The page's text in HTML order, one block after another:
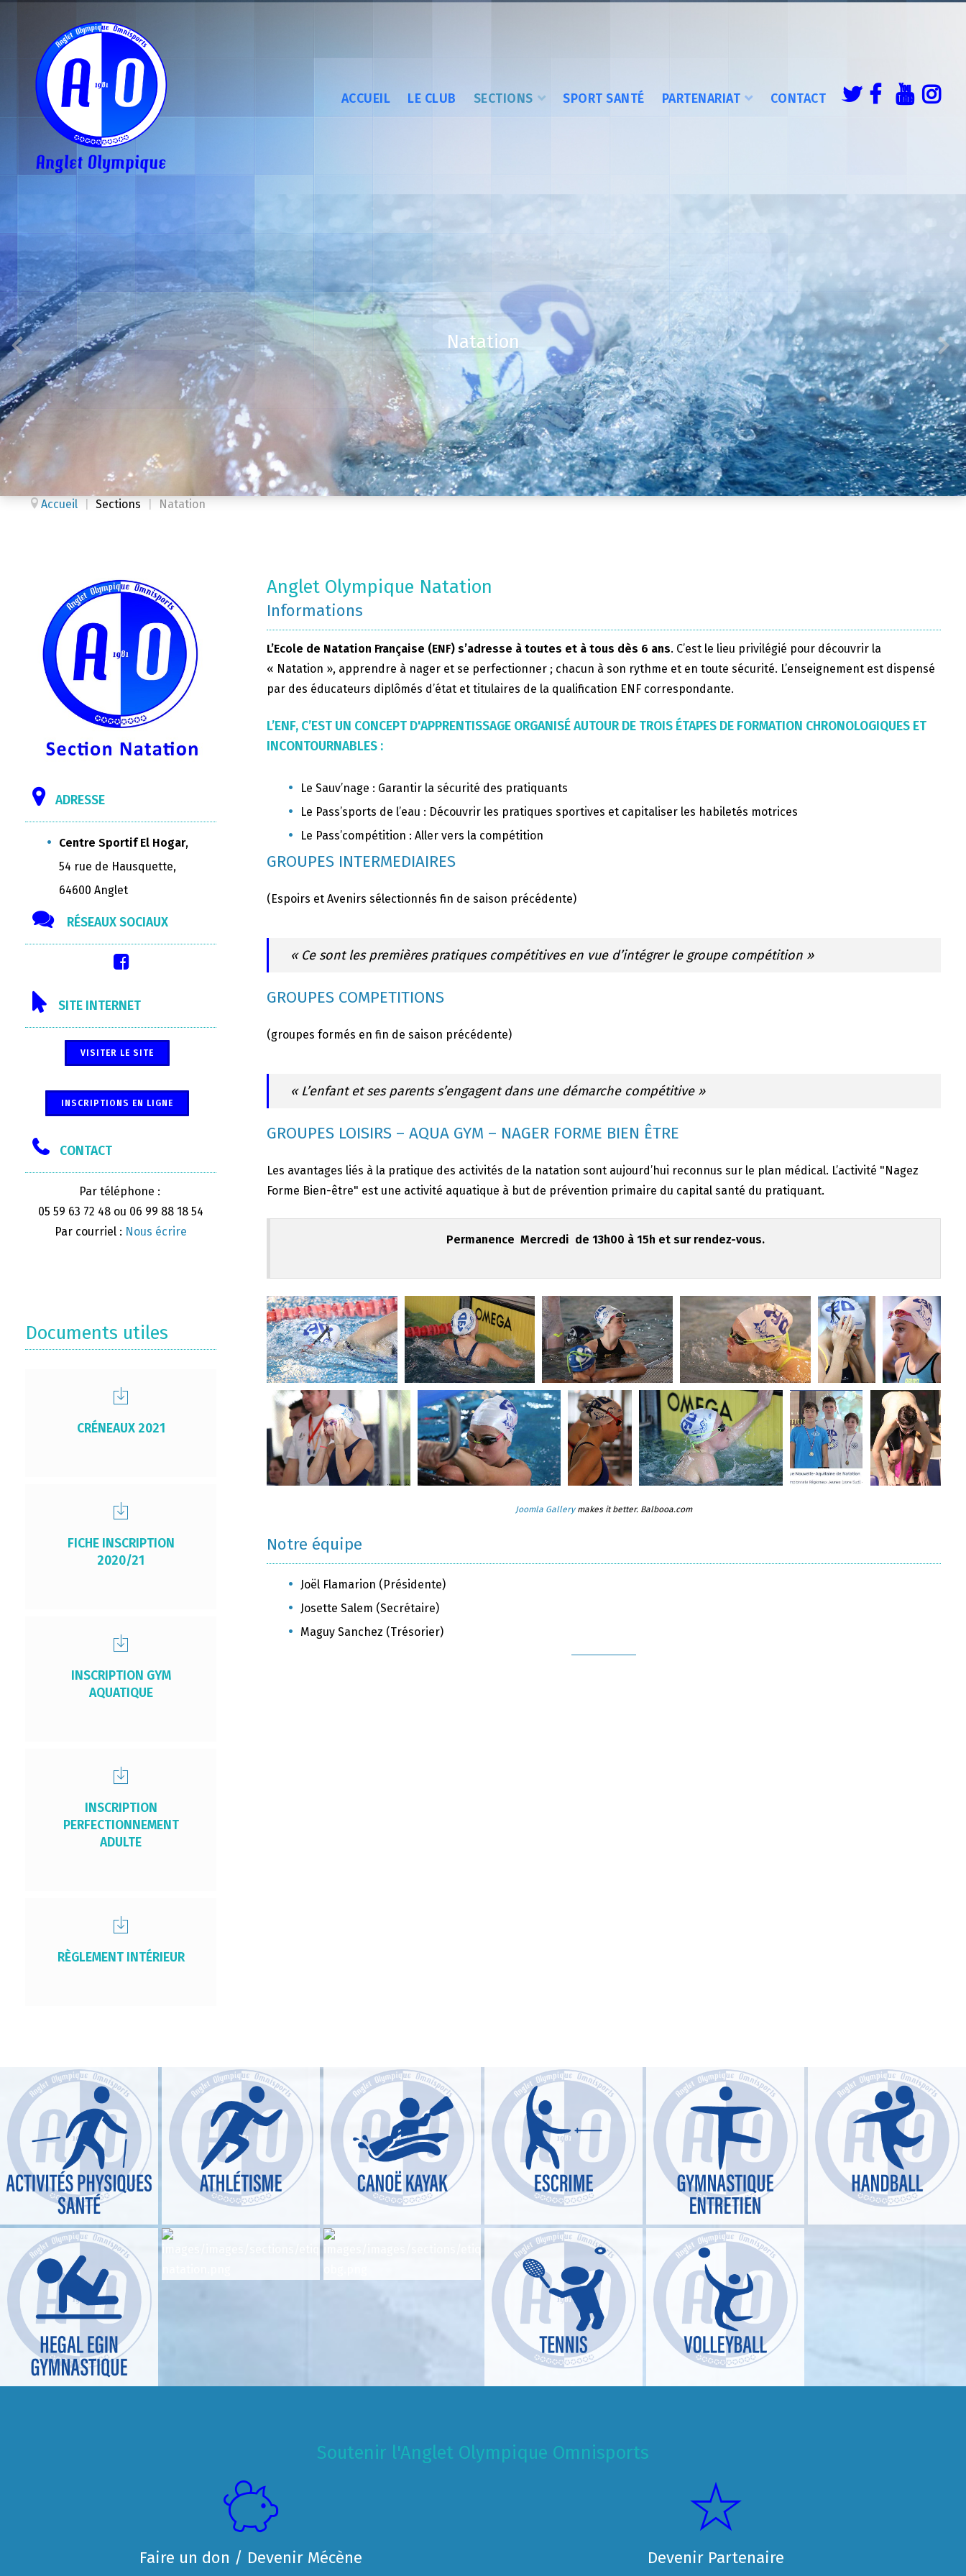
ACCUEIL LE CLUB SECTIONS SPORT SANTÉ PARTENARIAT CONTACT
Natation
Accueil Sections Natation
ADRESSE
Centre Sportif El Hogar,
54 rue de Hausquette,
64600 Anglet
RÉSEAUX SOCIAUX
SITE INTERNET
VISITER LE SITE
INSCRIPTIONS EN LIGNE
CONTACT
Par téléphone :
05 59 63 72 48 ou 06 99 88 18 54
Par courriel : Nous écrire
Documents utiles
CRÉNEAUX 2021
FICHE INSCRIPTION
2020/21
INSCRIPTION GYM
AQUATIQUE
INSCRIPTION
PERFECTIONNEMENT
ADULTE
RÈGLEMENT INTÉRIEUR
Anglet Olympique Natation
Informations
L’Ecole de Natation Française (ENF) s’adresse à toutes et à tous dès 6 ans. C’est le lieu privilégié pour découvrir la
« Natation », apprendre à nager et se perfectionner ; chacun à son rythme et en toute sécurité. L’enseignement est dispensé
par des éducateurs diplômés d’état et titulaires de la qualification ENF correspondante.
L’ENF, C’EST UN CONCEPT D'APPRENTISSAGE ORGANISÉ AUTOUR DE TROIS ÉTAPES DE FORMATION CHRONOLOGIQUES ET
INCONTOURNABLES :
Le Sauv’nage : Garantir la sécurité des pratiquants
Le Pass’sports de l’eau : Découvrir les pratiques sportives et capitaliser les habiletés motrices
Le Pass’compétition : Aller vers la compétition
GROUPES INTERMEDIAIRES
(Espoirs et Avenirs sélectionnés fin de saison précédente)
« Ce sont les premières pratiques compétitives en vue d’intégrer le groupe compétition »
GROUPES COMPETITIONS
(groupes formés en fin de saison précédente)
« L’enfant et ses parents s’engagent dans une démarche compétitive »
GROUPES LOISIRS – AQUA GYM – NAGER FORME BIEN ÊTRE
Les avantages liés à la pratique des activités de la natation sont aujourd’hui reconnus sur le plan médical. L’activité "Nagez
Forme Bien-être" est une activité aquatique à but de prévention primaire du capital santé du pratiquant.
Permanence Mercredi de 13h00 à 15h et sur rendez-vous.
Joomla Gallerymakes it better. Balbooa.com
Notre équipe
Joël Flamarion (Présidente)
Josette Salem (Secrétaire)
Maguy Sanchez (Trésorier)
Soutenir l'Anglet Olympique Omnisports
Faire un don / Devenir Mécène Devenir Partenaire